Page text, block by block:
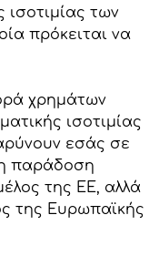
των
πρόκειται να
χρημάτων
ισοτιμίας
εσάς σε
η παράδοση
της ΕΕ, αλλά
της Ευρωπαϊκής